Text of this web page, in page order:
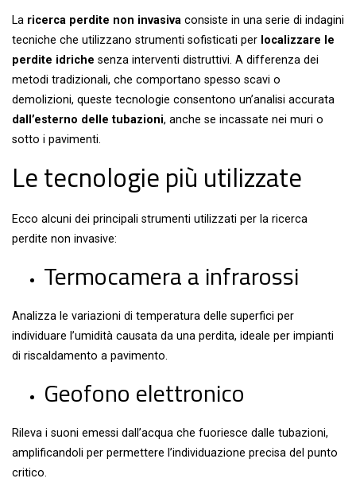
La ricerca perdite non invasiva consiste in una serie di indagini
tecniche che utilizzano strumenti sofisticati per localizzare le
perdite idriche senza interventi distruttivi. A differenza dei
metodi tradizionali, che comportano spesso scavi o
demolizioni, queste tecnologie consentono un’analisi accurata
dall’esterno delle tubazioni, anche se incassate nei muri o
sotto i pavimenti.
Le tecnologie più utilizzate
Ecco alcuni dei principali strumenti utilizzati per la ricerca
perdite non invasive:
Termocamera a infrarossi
Analizza le variazioni di temperatura delle superfici per
individuare l’umidità causata da una perdita, ideale per impianti
di riscaldamento a pavimento.
Geofono elettronico
Rileva i suoni emessi dall’acqua che fuoriesce dalle tubazioni,
amplificandoli per permettere l’individuazione precisa del punto
critico.